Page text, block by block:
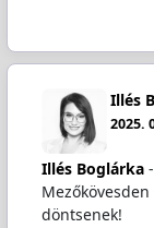
Illés
2025.
Illés Boglárka-
döntsenek!